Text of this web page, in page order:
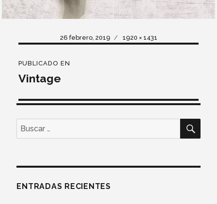
Publicado
26 febrero, 2019
Tamaño
1920 × 1431
de
entradas
PUBLICADO EN
Vintage
por:
ENTRADAS RECIENTES